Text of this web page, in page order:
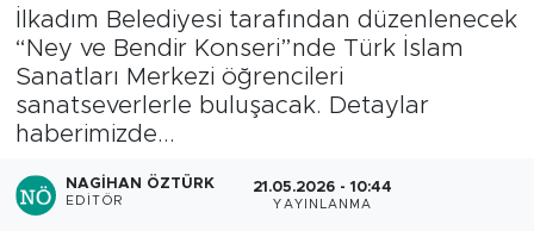
İlkadım Belediyesi tarafından düzenlenecek
“Ney ve Bendir Konseri”nde Türk İslam
Sanatları Merkezi öğrencileri
sanatseverlerle buluşacak. Detaylar
haberimizde...
NAGIHAN ÖZTÜRK
EDITÖR
21.05.2026 - 10:44
YAYINLANMA
Tüm Manşetler
Son Dakika Haberleri
Haber Arşivi